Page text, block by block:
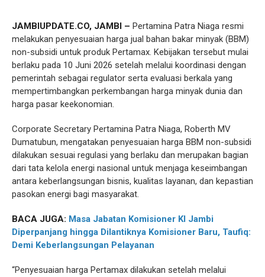
JAMBIUPDATE.CO, JAMBI – Pertamina Patra Niaga resmi
melakukan penyesuaian harga jual bahan bakar minyak (BBM)
non-subsidi untuk produk Pertamax. Kebijakan tersebut mulai
berlaku pada 10 Juni 2026 setelah melalui koordinasi dengan
pemerintah sebagai regulator serta evaluasi berkala yang
mempertimbangkan perkembangan harga minyak dunia dan
harga pasar keekonomian.
Corporate Secretary Pertamina Patra Niaga, Roberth MV
Dumatubun, mengatakan penyesuaian harga BBM non-subsidi
dilakukan sesuai regulasi yang berlaku dan merupakan bagian
dari tata kelola energi nasional untuk menjaga keseimbangan
antara keberlangsungan bisnis, kualitas layanan, dan kepastian
pasokan energi bagi masyarakat.
BACA JUGA: Masa Jabatan Komisioner KI Jambi
Diperpanjang hingga Dilantiknya Komisioner Baru, Taufiq:
Demi Keberlangsungan Pelayanan
“Penyesuaian harga Pertamax dilakukan setelah melalui